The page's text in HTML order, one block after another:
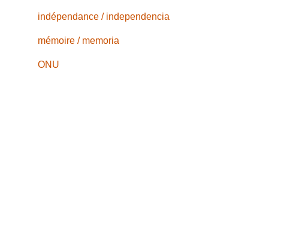
indépendance / independencia
mémoire / memoria
ONU